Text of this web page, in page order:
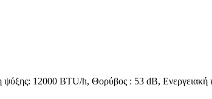
12000 BTU/h, Θορύβος : 53 dB,